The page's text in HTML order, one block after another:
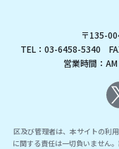
〒135-
TEL：03-6458-5340
営業時間：
区及び管理者は、本サイトの利
に関する責任は一切負いません